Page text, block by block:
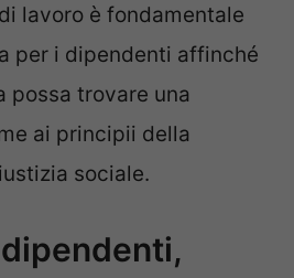
lavoro è fondamentale
per i dipendenti affinché
possa trovare una
ai principii della
sociale.